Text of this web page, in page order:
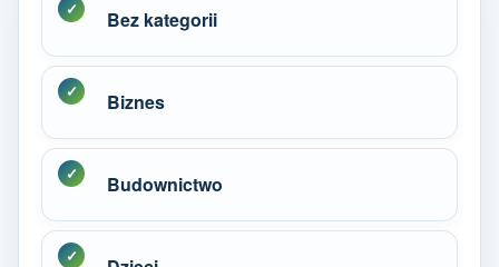
Bez kategorii
Biznes
Budownictwo